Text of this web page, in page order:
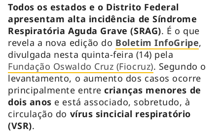
Todos os estados e o Distrito Federal
apresentam alta incidência de Síndrome
Respiratória Aguda Grave (SRAG). É o que
revela a nova edição do Boletim InfoGripe,
divulgada nesta quinta-feira (14) pela
Fundação Oswaldo Cruz (Fiocruz). Segundo o
levantamento, o aumento dos casos ocorre
principalmente entrecrianças menores de
dois anos e está associado, sobretudo, à
circulação do vírus sincicial respiratório
(VSR).